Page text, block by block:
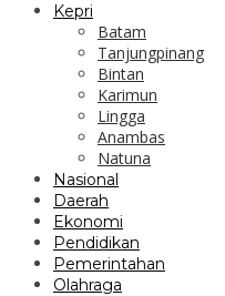
Kepri
Batam
Tanjungpinang
Bintan
Karimun
Lingga
Anambas
Natuna
Nasional
Daerah
Ekonomi
Pendidikan
Pemerintahan
Olahraga